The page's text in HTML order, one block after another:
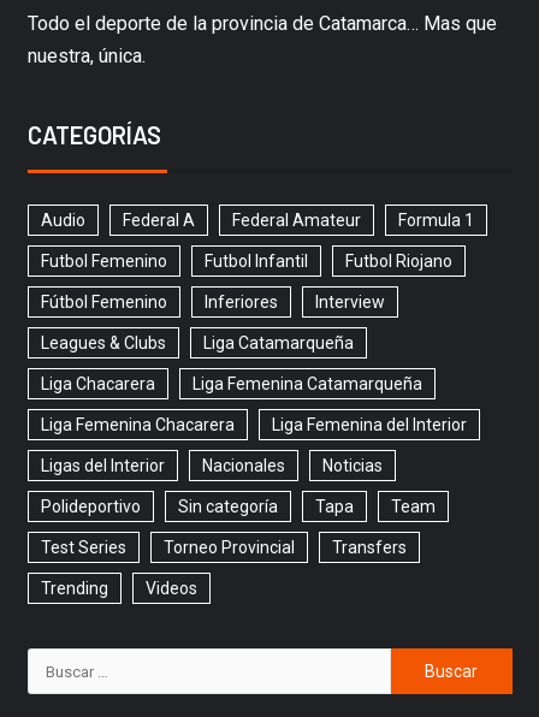
Todo el deporte de la provincia de Catamarca… Mas que
nuestra, única.
CATEGORÍAS
Audio Federal A Federal Amateur Formula 1
Futbol Femenino Futbol Infantil Futbol Riojano
Fútbol Femenino Inferiores Interview
Leagues & Clubs Liga Catamarqueña
Liga Chacarera Liga Femenina Catamarqueña
Liga Femenina Chacarera Liga Femenina del Interior
Ligas del Interior Nacionales Noticias
Polideportivo Sin categoría Tapa Team
Test Series Torneo Provincial Transfers
Trending Videos